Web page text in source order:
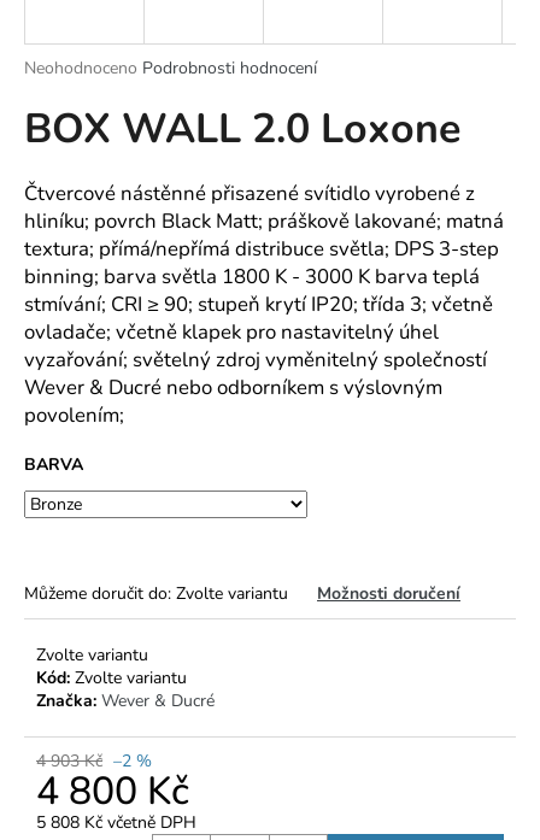
Průměrné
produktu
je
z
5
hvězdiček.
Neohodnoceno Podrobnosti hodnocení
BOX WALL 2.0 Loxone
Čtvercové nástěnné přisazené svítidlo vyrobené z
hliníku; povrch Black Matt; práškově lakované; matná
textura; přímá/nepřímá distribuce světla; DPS 3-step
binning; barva světla 1800 K - 3000 K barva teplá
stmívání; CRI ≥ 90; stupeň krytí IP20; třída 3; včetně
ovladače; včetně klapek pro nastavitelný úhel
vyzařování; světelný zdroj vyměnitelný společností
Wever & Ducré nebo odborníkem s výslovným
povolením;
BARVA
Můžeme doručit do: Zvolte variantu Možnosti doručení
Zvolte variantu
Kód: Zvolte variantu
Značka: Wever & Ducré
4 903 Kč –2 %
4 800 Kč
5 808 Kč včetně DPH
j
t
HLEDAT
D
o
o
r
u
j
e
m